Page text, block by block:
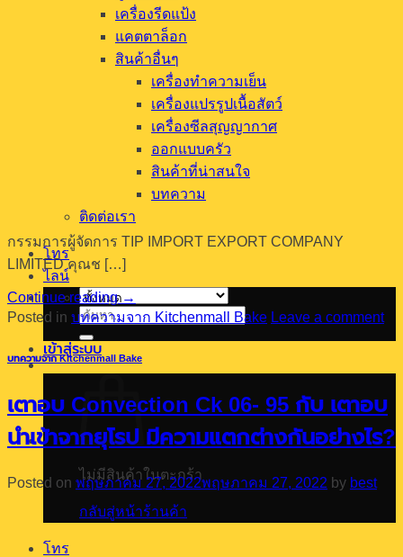
เครื่องรีดแป้ง
แคตตาล็อก
สินค้าอื่นๆ
เครื่องทำความเย็น
เครื่องแปรรูปเนื้อสัตว์
เครื่องซีลสุญญากาศ
ออกแบบครัว
สินค้าที่น่าสนใจ
บทความ
ติดต่อเรา
โทร
ไลน์
ค้นหา:
เข้าสู่ระบบ
ไม่มีสินค้าในตะกร้า
กลับสู่หน้าร้านค้า
โทร
กรรมการผู้จัดการ TIP IMPORT EXPORT COMPANY
LIMITED คุณช […]
Continue reading→
Posted in บทความจาก Kitchenmall Bake Leave a comment
บทความจาก Kitchenmall Bake
เตาอบ Convection Ck 06- 95 กับ เตาอบ
นำเข้าจากยุโรป มีความแตกต่างกันอย่างไร?
Posted on พฤษภาคม 27, 2022พฤษภาคม 27, 2022 by best